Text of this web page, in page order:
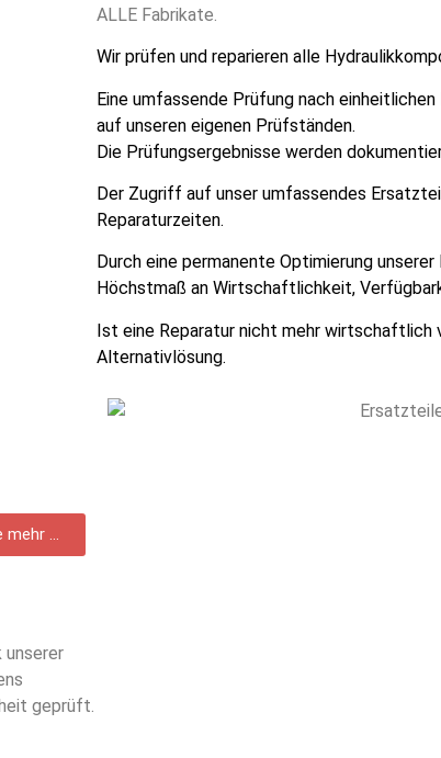
ALLE Fabrikate.
Wir prüfen und reparieren alle
Eine umfassende Prüfung nach
auf unseren eigenen Prüfständen.
Die Prüfungsergebnisse werden
Der Zugriff auf unser umfassendes
Reparaturzeiten.
Durch eine permanente Optimierung
Höchstmaß an Wirtschaftlichkeit,
Ist eine Reparatur nicht mehr wirtschaftlich
Alternativlösung.
mehr ...
unserer
geprüft.